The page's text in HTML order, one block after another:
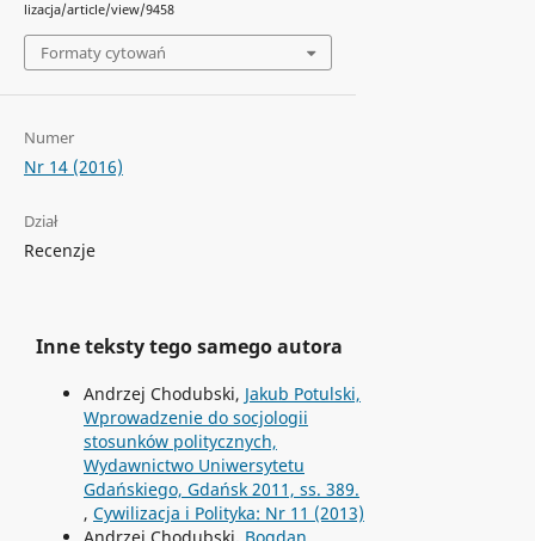
lizacja/article/view/9458
Formaty cytowań
Numer
Nr 14 (2016)
Dział
Recenzje
Inne teksty tego samego autora
Andrzej Chodubski, Jakub Potulski,
Wprowadzenie do socjologii
stosunków politycznych,
Wydawnictwo Uniwersytetu
Gdańskiego, Gdańsk 2011, ss. 389.
, Cywilizacja i Polityka: Nr 11 (2013)
Andrzej Chodubski, Bogdan